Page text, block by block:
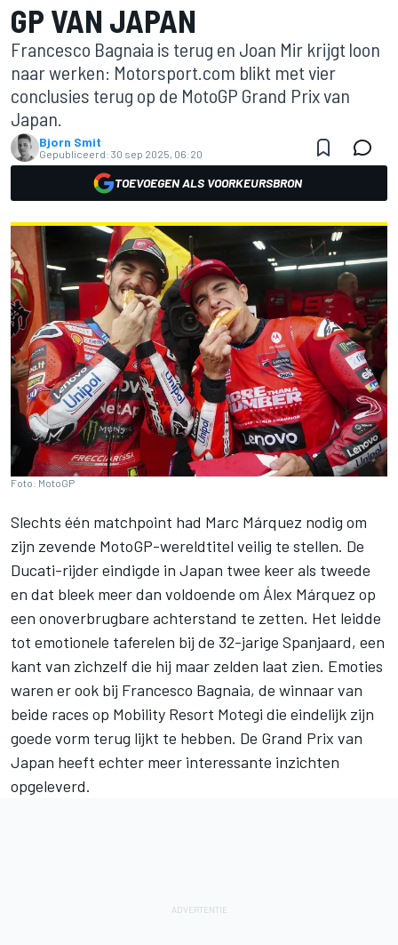
GP VAN JAPAN
Francesco Bagnaia is terug en Joan Mir krijgt loon
naar werken: Motorsport.com blikt met vier
conclusies terug op de MotoGP Grand Prix van
Japan.
Bjorn Smit
Gepubliceerd: 30 sep 2025, 06:20
TOEVOEGEN ALS VOORKEURSBRON
Foto: MotoGP
Slechts één matchpoint had Marc Márquez nodig om
zijn zevende MotoGP-wereldtitel veilig te stellen. De
Ducati-rijder eindigde in Japan twee keer als tweede
en dat bleek meer dan voldoende om Álex Márquez op
een onoverbrugbare achterstand te zetten. Het leidde
tot emotionele taferelen bij de 32-jarige Spanjaard, een
kant van zichzelf die hij maar zelden laat zien. Emoties
waren er ook bij Francesco Bagnaia, de winnaar van
beide races op Mobility Resort Motegi die eindelijk zijn
goede vorm terug lijkt te hebben. De Grand Prix van
Japan heeft echter meer interessante inzichten
opgeleverd.